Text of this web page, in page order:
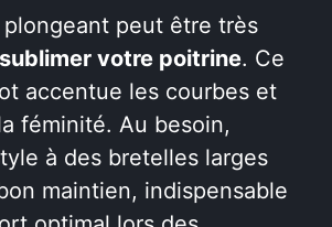
peut être très
sublimer votre poitrine. Ce
accentue les courbes et
féminité. Au besoin,
à des bretelles larges
maintien, indispensable